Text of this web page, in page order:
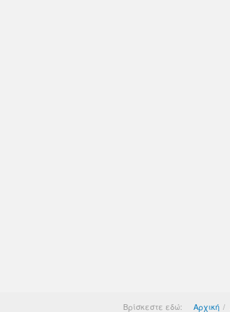
Βρίσκεστε εδώ: Αρχική